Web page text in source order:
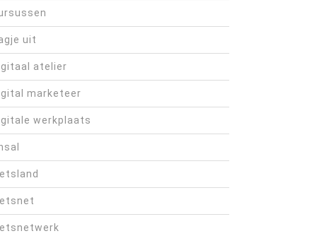
uit
atelier
marketeer
werkplaats